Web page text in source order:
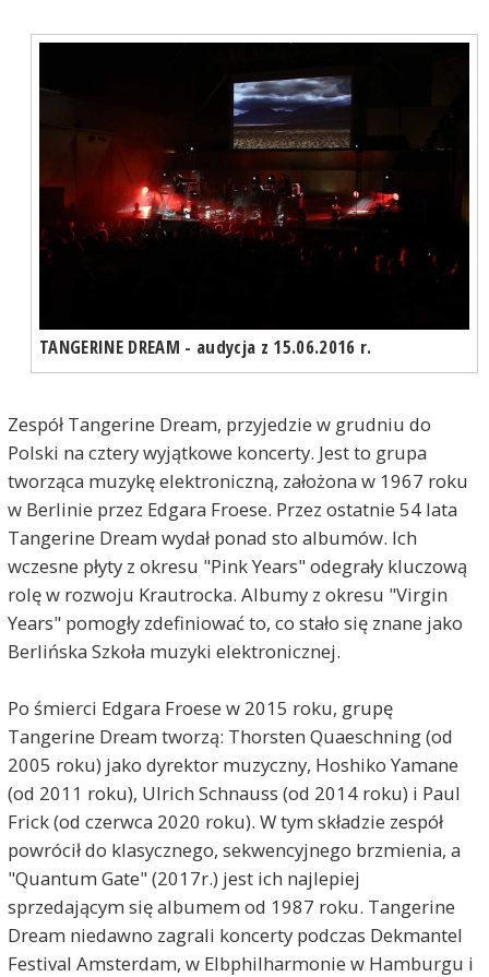
TANGERINE DREAM - audycja z 15.06.2016 r.
Zespół Tangerine Dream, przyjedzie w grudniu do
Polski na cztery wyjątkowe koncerty. Jest to grupa
tworząca muzykę elektroniczną, założona w 1967 roku
w Berlinie przez Edgara Froese. Przez ostatnie 54 lata
Tangerine Dream wydał ponad sto albumów. Ich
wczesne płyty z okresu "Pink Years" odegrały kluczową
rolę w rozwoju Krautrocka. Albumy z okresu "Virgin
Years" pomogły zdefiniować to, co stało się znane jako
Berlińska Szkoła muzyki elektronicznej.
Po śmierci Edgara Froese w 2015 roku, grupę
Tangerine Dream tworzą: Thorsten Quaeschning (od
2005 roku) jako dyrektor muzyczny, Hoshiko Yamane
(od 2011 roku), Ulrich Schnauss (od 2014 roku) i Paul
Frick (od czerwca 2020 roku). W tym składzie zespół
powrócił do klasycznego, sekwencyjnego brzmienia, a
"Quantum Gate" (2017r.) jest ich najlepiej
sprzedającym się albumem od 1987 roku. Tangerine
Dream niedawno zagrali koncerty podczas Dekmantel
Festival Amsterdam, w Elbphilharmonie w Hamburgu i